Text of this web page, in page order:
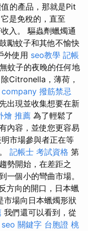
的產品，那就是Pit
它是免稅的，直至
入。 驅蟲劑蠟燭通
勵蚊子和其他不愉快
外使用 seo教學 記帳
蚊子的夜晚的任何地
除Citronella，薄荷，
company 撥筋禁忌
出現並收集想要在新
燴 推薦 為了輕鬆了
內容，並使您更容易
市場參與者正在等
記帳士 考試資格 第
勢開始，在差距之
一個小的彎曲市場。
方向的開口，日本蠟
市場向日本蠟燭形狀
我們還可以看到，從
seo 關鍵字 台胞證 桃